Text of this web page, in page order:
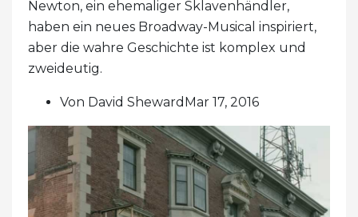
Newton, ein ehemaliger Sklavenhändler,
haben ein neues Broadway-Musical inspiriert,
aber die wahre Geschichte ist komplex und
zweideutig.
Von David ShewardMar 17, 2016